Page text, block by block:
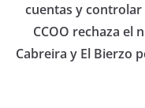
cuentas y controlar
CCOO rechaza el
Cabreira y El Bierzo